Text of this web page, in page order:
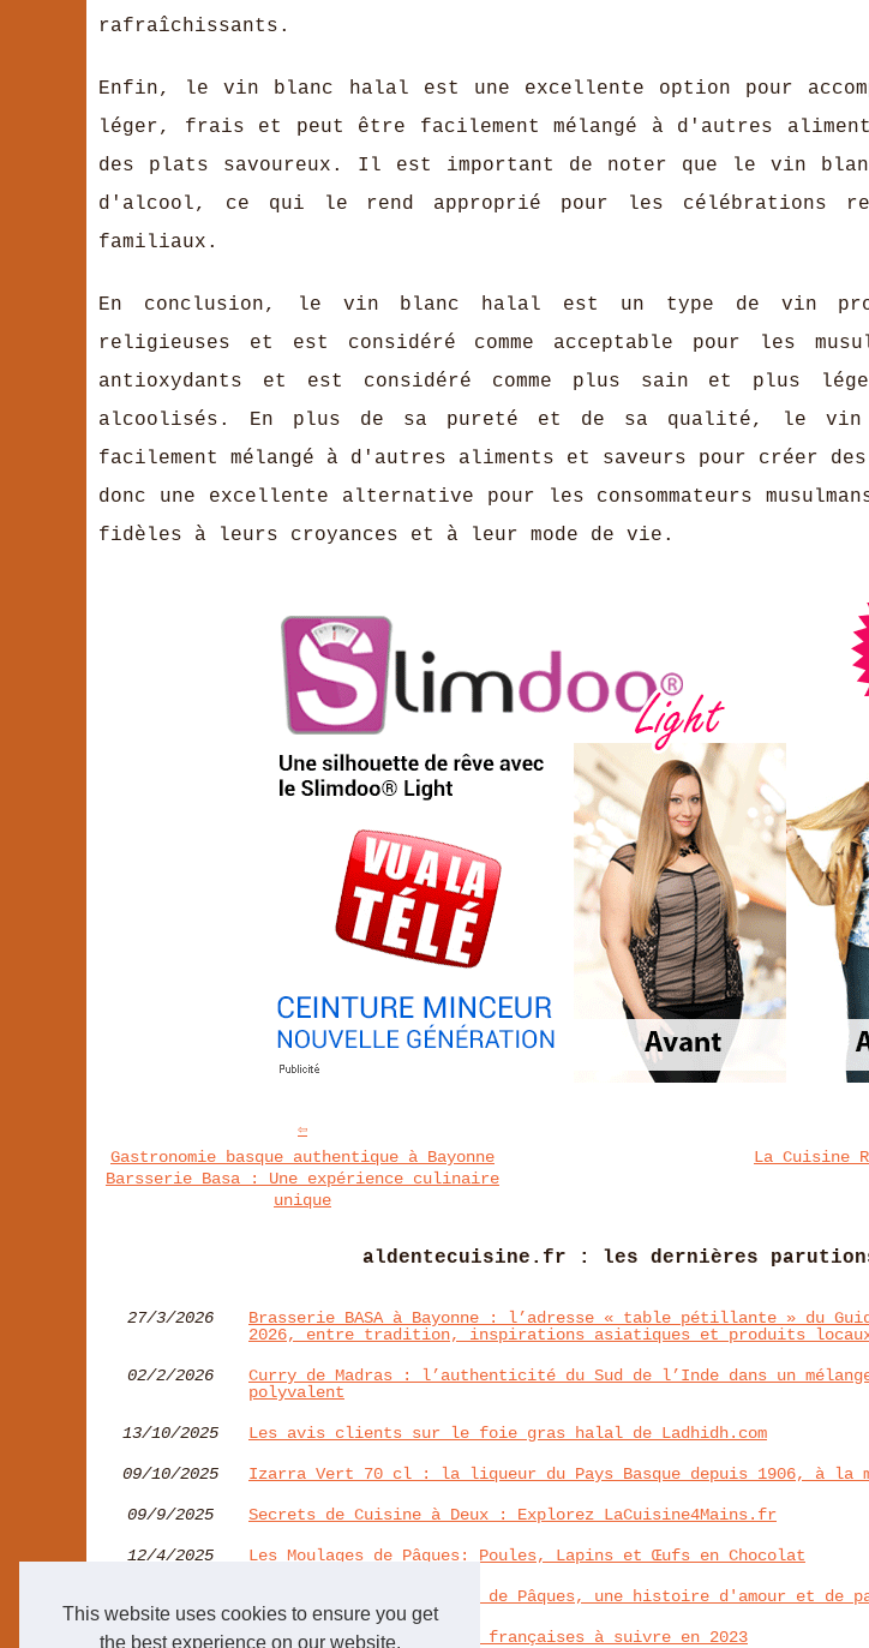
This website uses cookies to ensure you get
the best experience on our website.
rafraîchissants.
Enfin, le vin blanc halal est une excellente option pour
léger, frais et peut être facilement mélangé à d'autres
des plats savoureux. Il est important de noter que le vin
d'alcool, ce qui le rend approprié pour les célébrations
familiaux.
En conclusion, le vin blanc halal est un type de vin
religieuses et est considéré comme acceptable pour les
antioxydants et est considéré comme plus sain et plus
alcoolisés. En plus de sa pureté et de sa qualité, le
facilement mélangé à d'autres aliments et saveurs pour créer
donc une excellente alternative pour les consommateurs
fidèles à leurs croyances et à leur mode de vie.
Gastronomie basque authentique à Bayonne
Barsserie Basa : Une expérience culinaire
unique
La Cuisine
aldentecuisine.fr : les dernières
27/3/2026
Brasserie BASA à Bayonne : l’adresse « table pétillante » du
2026, entre tradition, inspirations asiatiques et produits
02/2/2026
Curry de Madras : l’authenticité du Sud de l’Inde dans un
polyvalent
13/10/2025 Les avis clients sur le foie gras halal de Ladhidh.com
09/10/2025 Izarra Vert 70 cl : la liqueur du Pays Basque depuis 1906, à la
09/9/2025 Secrets de Cuisine à Deux : Explorez LaCuisine4Mains.fr
12/4/2025 Les Moulages de Pâques: Poules, Lapins et Œufs en Chocolat
Derrière chaque chocolat de Pâques, une histoire d'amour et de
06/2/2025 Les tendances culinaires françaises à suivre en 2023